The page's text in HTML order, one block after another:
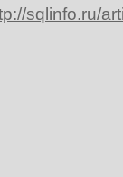
sqlinfo.ru/